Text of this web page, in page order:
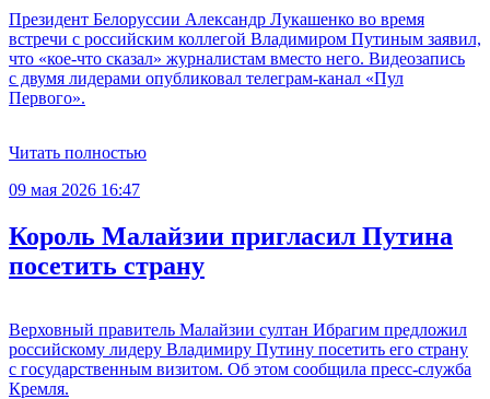
Президент Белоруссии Александр Лукашенко во время
встречи с российским коллегой Владимиром Путиным заявил,
что «кое-что сказал» журналистам вместо него. Видеозапись
с двумя лидерами опубликовал телеграм-канал «Пул
Первого».
Читать полностью
09 мая 2026 16:47
Король Малайзии пригласил Путина
посетить страну
Верховный правитель Малайзии султан Ибрагим предложил
российскому лидеру Владимиру Путину посетить его страну
с государственным визитом. Об этом сообщила пресс-служба
Кремля.